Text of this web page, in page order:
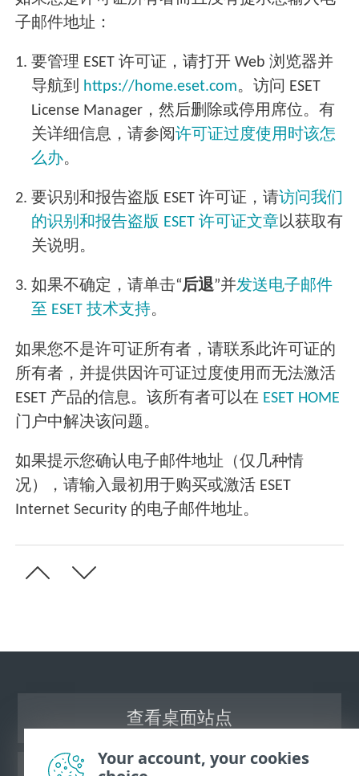
子邮件地址：
1. 要管理 ESET 许可证，请打开 Web 浏览器并
导航到 https://home.eset.com。访问 ESET
License Manager，然后删除或停用席位。有
关详细信息，请参阅许可证过度使用时该怎
么办。
2. 要识别和报告盗版 ESET 许可证，请访问我们
的识别和报告盗版 ESET 许可证文章以获取有
关说明。
3. 如果不确定，请单击“后退”并发送电子邮件
至 ESET 技术支持。
如果您不是许可证所有者，请联系此许可证的
所有者，并提供因许可证过度使用而无法激活
ESET 产品的信息。该所有者可以在 ESET HOME
门户中解决该问题。
如果提示您确认电子邮件地址（仅几种情
况），请输入最初用于购买或激活 ESET
Internet Security 的电子邮件地址。
查看桌面站点
Your account, your cookies